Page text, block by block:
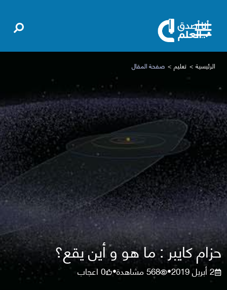
الرئيسية تعليم صفحة المقال
حزام كايبر : ما هو و أين يقع؟
2 أبريل 2019 •
568مشاهدة•
0اعجاب